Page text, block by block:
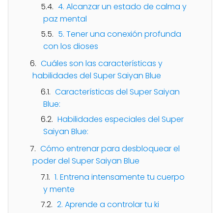
4. Alcanzar un estado de calma y
paz mental
5. Tener una conexión profunda
con los dioses
Cuáles son las características y
habilidades del Super Saiyan Blue
Características del Super Saiyan
Blue:
Habilidades especiales del Super
Saiyan Blue:
Cómo entrenar para desbloquear el
poder del Super Saiyan Blue
1. Entrena intensamente tu cuerpo
y mente
2. Aprende a controlar tu ki